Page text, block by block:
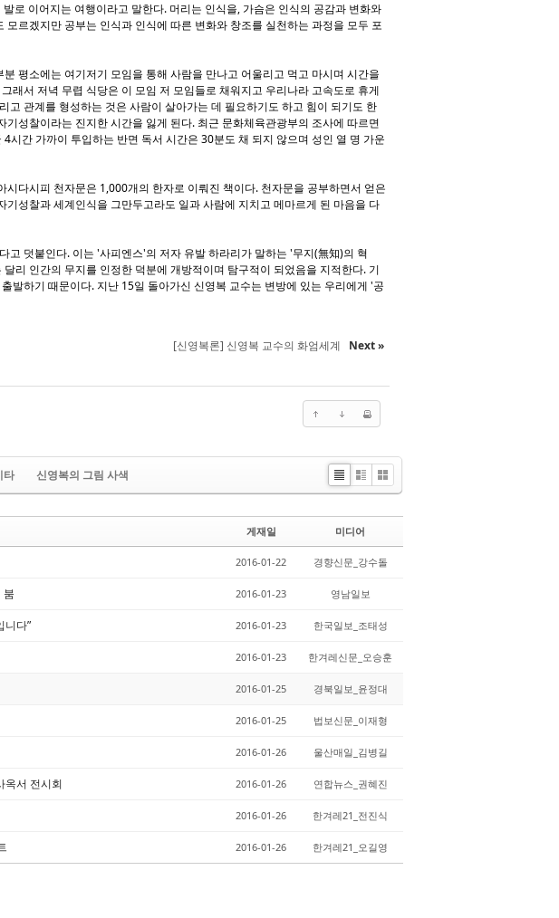
로 이어지는 여행이라고 말한다. 머리는 인식을, 가슴은 인식의 공감과 변화와
르겠지만 공부는 인식과 인식에 따른 변화와 창조를 실천하는 과정을 모두 포
평소에는 여기저기 모임을 통해 사람을 만나고 어울리고 먹고 마시며 시간을
래서 저녁 무렵 식당은 이 모임 저 모임들로 채워지고 우리나라 고속도로 휴게
고 관계를 형성하는 것은 사람이 살아가는 데 필요하기도 하고 힘이 되기도 한
성찰이라는 진지한 시간을 잃게 된다. 최근 문화체육관광부의 조사에 따르면
시간 가까이 투입하는 반면 독서 시간은 30분도 채 되지 않으며 성인 열 명 가운
다시피 천자문은 1,000개의 한자로 이뤄진 책이다. 천자문을 공부하면서 얻은
성찰과 세계인식을 그만두고라도 일과 사람에 지치고 메마르게 된 마음을 다
고 덧붙인다. 이는 '사피엔스'의 저자 유발 하라리가 말하는 '무지(無知)의 혁
리 인간의 무지를 인정한 덕분에 개방적이며 탐구적이 되었음을 지적한다. 기
발하기 때문이다. 지난 15일 돌아가신 신영복 교수는 변방에 있는 우리에게 '공
[신영복론] 신영복 교수의 화엄세계 Next »
타
신영복의 그림 사색
Li
Zi
e
G
le
게재일 미디어
2016-01-22 경향신문_강수돌
붐 2016-01-23 영남일보
니다” 2016-01-23 한국일보_조태성
2016-01-23 한겨레신문_오승훈
2016-01-25 경북일보_윤정대
2016-01-25 법보신문_이재형
2016-01-26 울산매일_김병길
옥서 전시회 2016-01-26 연합뉴스_권혜진
2016-01-26 한겨레21_전진식
2016-01-26 한겨레21_오길영